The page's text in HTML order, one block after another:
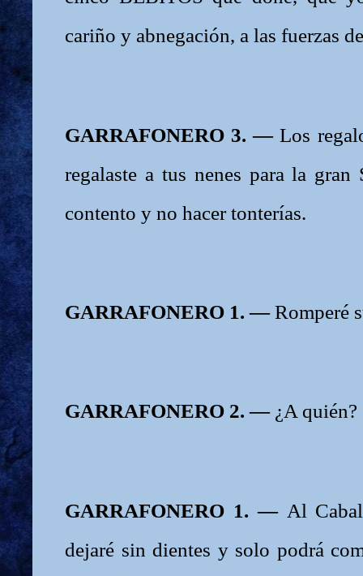
cariño y abnegación, a las fuerzas
GARRAFONERO 3. —Los
regalaste a tus nenes para la gran
contento y no hacer tonterías.
GARRAFONERO 1. —Romperé
GARRAFONERO 2. — ¿A quién?
GARRAFONERO 1. — Al
dejaré sin dientes y solo podrá